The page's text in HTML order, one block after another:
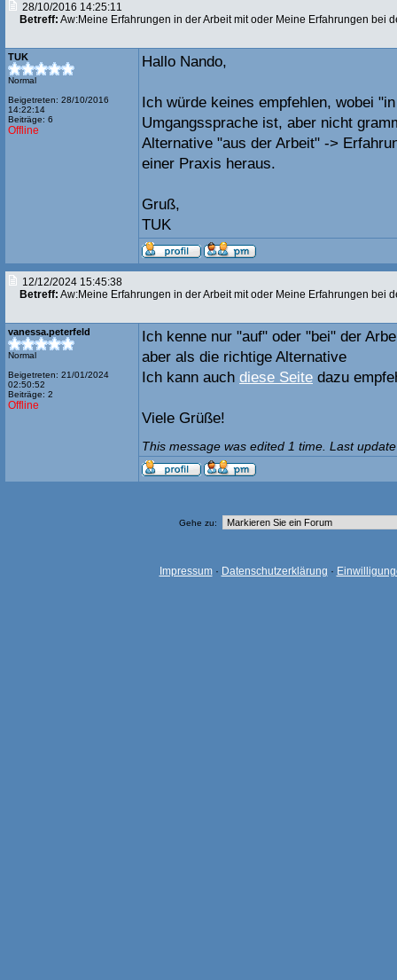
28/10/2016 14:25:11
Betreff: Aw:Meine Erfahrungen in der Arbeit mit oder Meine Erfahrungen bei
TUK
Normal
Beigetreten: 28/10/2016
14:22:14
Beiträge: 6
Offline
Hallo Nando,
Ich würde keines empfehlen, wobei
Umgangssprache ist, aber nicht
Alternative "aus der Arbeit" ->
einer Praxis heraus.
Gruß,
TUK
12/12/2024 15:45:38
Betreff: Aw:Meine Erfahrungen in der Arbeit mit oder Meine Erfahrungen bei
vanessa.peterfeld
Normal
Beigetreten: 21/01/2024
02:50:52
Beiträge: 2
Offline
Ich kenne nur "auf" oder "bei" der
aber als die richtige Alternative
Ich kann auch diese Seite dazu
Viele Grüße!
This message was edited 1 time. Last
Gehe zu:
Impressum· Datenschutzerklärung ·